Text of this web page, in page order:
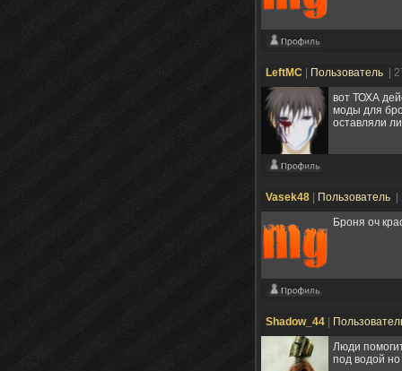
LeftMC Пользователь
|
вот ТОХА
моды для
оставляли
Vasek48 Пользователь
Броня оч
Shadow_44
Люди
под водой